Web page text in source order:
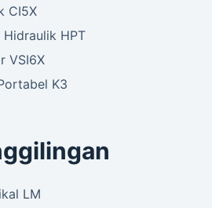
CI5X
Hidraulik HPT
VSI6X
K3
LM